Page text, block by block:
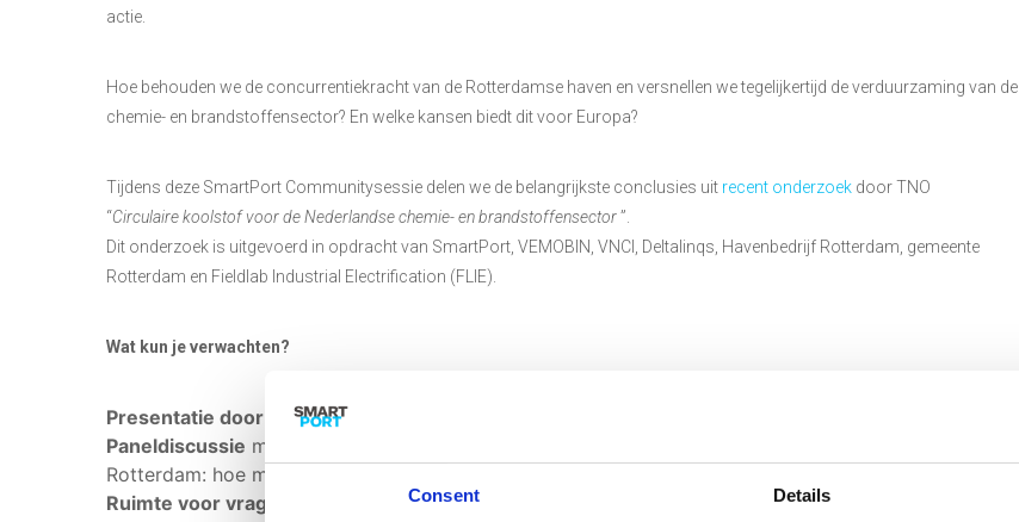
Consent Details
actie.
Hoe behouden we de concurrentiekracht van de Rotterdamse haven en versnellen we tegelijkertijd de verduurzaming van de
chemie- en brandstoffensector? En welke kansen biedt dit voor Europa?
Tijdens deze SmartPort Communitysessie delen we de belangrijkste conclusies uit recent onderzoek door TNO
“Circulaire koolstof voor de Nederlandse chemie- en brandstoffensector”.
Dit onderzoek is uitgevoerd in opdracht van SmartPort, VEMOBIN, VNCI, Deltalinqs, Havenbedrijf Rotterdam, gemeente
Rotterdam en Fieldlab Industrial Electrification (FLIE).
Wat kun je verwachten?
Presentatie door TNO: de belangrijkste conclusies en aanbevelingen uit het onderzoek
Paneldiscussie met vertegenwoordigers van o.a. VEMOBIN, VNCI, Deltalinqs en gemeente
Rotterdam: hoe maken we de stap van visie naar realiteit?
Ruimte voor vragen, discussie én netwerken
: denk mee over wat dit betekent voor de haven, de